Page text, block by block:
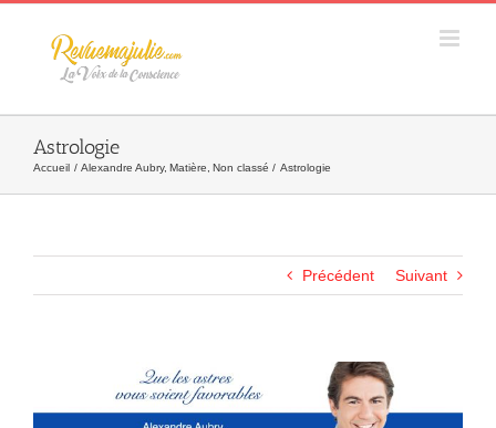
Skip
Astrologie
Accueil Alexandre Aubry Matière Non classé Astrologie
Précédent Suivant
l&apos;image